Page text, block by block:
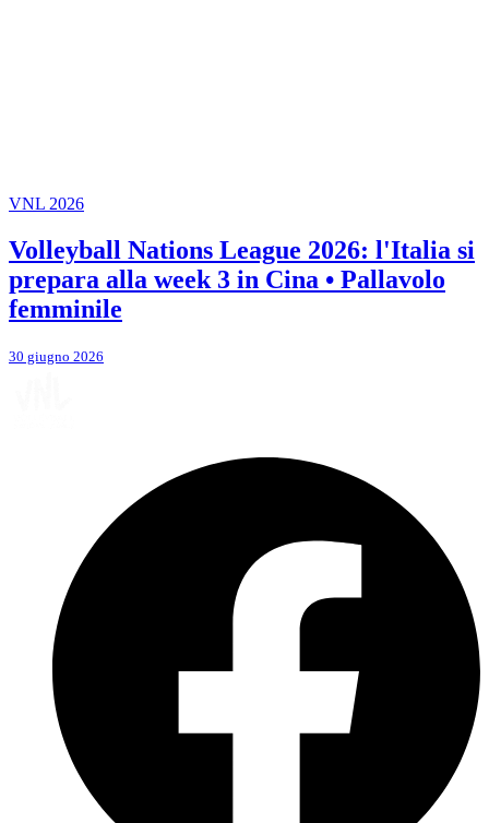
VNL 2026
Volleyball Nations League 2026: l'Italia si
prepara alla week 3 in Cina • Pallavolo
femminile
30 giugno 2026